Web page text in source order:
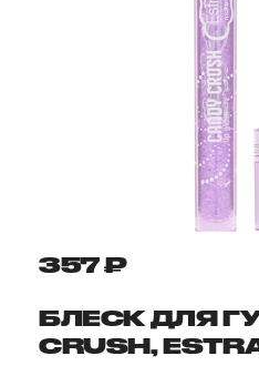
357 ₽
БЛЕСК ДЛЯ
CRUSH,